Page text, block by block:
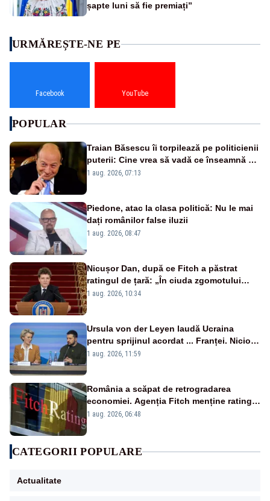
șapte luni să fie premiați”
URMĂREȘTE-NE PE
Facebook YouTube
POPULAR
Traian Băsescu îi torpilează pe politicienii
puterii: Cine vrea să vadă ce înseamnă să
fii prost, se uită la România
1 aug. 2026, 07:13
Piedone, atac la clasa politică: Nu le mai
dați românilor false iluzii
1 aug. 2026, 08:47
Nicușor Dan, după ce Fitch a păstrat
ratingul de țară: „În ciuda zgomotului
politic, România funcționează”
1 aug. 2026, 10:34
Ursula von der Leyen laudă Ucraina
pentru sprijinul acordat ... Franței. Nicio
reacție privind ajutorul energetic promis
1 aug. 2026, 11:59
România a scăpat de retrogradarea
economiei. Agenția Fitch menține ratingul
„BBB-” cu perspectivă negativă
1 aug. 2026, 06:48
CATEGORII POPULARE
Actualitate